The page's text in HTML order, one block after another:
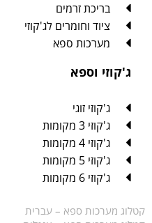
בריכת זרמים
ציוד וחומרים לג'קוזי
מערכות ספא
ג'קוזי וספא
ג'קוזי זוגי
ג'קוזי 3 מקומות
ג'קוזי 4 מקומות
ג'קוזי 5 מקומות
ג'קוזי 6 מקומות
קטלוג מערכות ספא – עברית